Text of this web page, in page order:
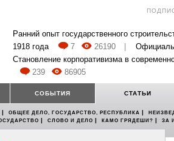
Ранний опыт государственного
1918 года
7 26190
Становление корпоративизма в
239
86905
СОБЫТИЯ СТАТЬИ
| ОБЩЕЕ ДЕЛО, ГОСУДАРСТВО, РЕСПУБЛИКА |
| СЛОВО И ДЕЛО | КАМО ГРЯДЕШИ? | ЗА